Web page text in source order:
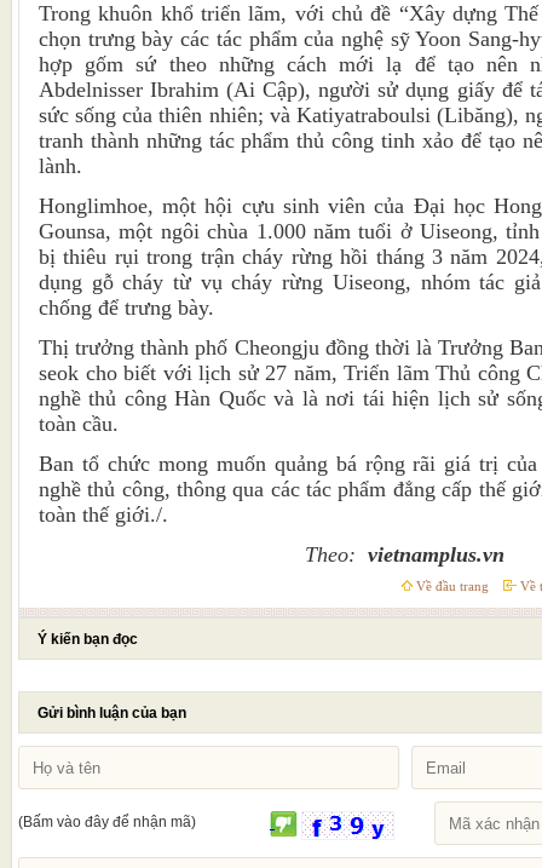
Trong khuôn khổ triển lãm, với chủ đề “Xây dựng
chọn trưng bày các tác phẩm của nghệ sỹ Yoon Sang-
hợp gốm sứ theo những cách mới lạ để tạo nên
Abdelnisser Ibrahim (Ai Cập), người sử dụng giấy để
sức sống của thiên nhiên; và Katiyatraboulsi (Libăng),
tranh thành những tác phẩm thủ công tinh xảo để tạo
lành.
Honglimhoe, một hội cựu sinh viên của Đại học
Gounsa, một ngôi chùa 1.000 năm tuổi ở Uiseong,
bị thiêu rụi trong trận cháy rừng hồi tháng 3 năm
dụng gỗ cháy từ vụ cháy rừng Uiseong, nhóm tác
chống để trưng bày.
Thị trưởng thành phố Cheongju đồng thời là Trưởng
seok cho biết với lịch sử 27 năm, Triển lãm Thủ công
nghề thủ công Hàn Quốc và là nơi tái hiện lịch sử
toàn cầu.
Ban tổ chức mong muốn quảng bá rộng rãi giá trị
nghề thủ công, thông qua các tác phẩm đẳng cấp thế
toàn thế giới./.
Theo: vietnamplus.vn
Về đầu trang Về
Ý kiến bạn đọc
Gửi bình luận của bạn
(Bấm vào đây để nhận mã)